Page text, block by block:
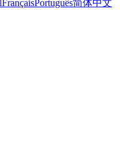
FrançaisPortuguês简体中文